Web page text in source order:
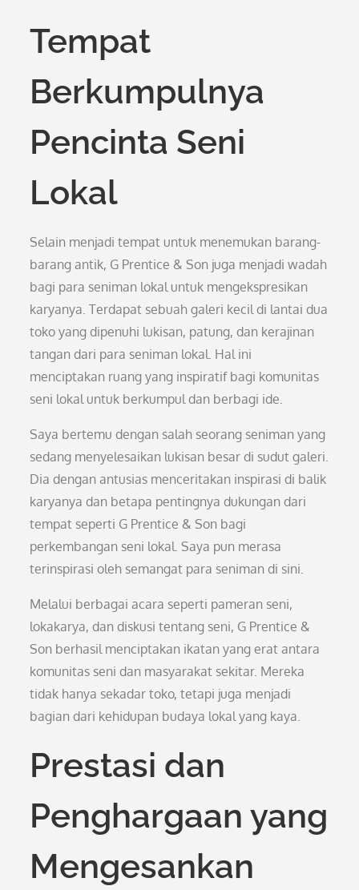
Tempat
Berkumpulnya
Pencinta Seni
Lokal
Selain menjadi tempat untuk menemukan barang-
barang antik, G Prentice & Son juga menjadi wadah
bagi para seniman lokal untuk mengekspresikan
karyanya. Terdapat sebuah galeri kecil di lantai dua
toko yang dipenuhi lukisan, patung, dan kerajinan
tangan dari para seniman lokal. Hal ini
menciptakan ruang yang inspiratif bagi komunitas
seni lokal untuk berkumpul dan berbagi ide.
Saya bertemu dengan salah seorang seniman yang
sedang menyelesaikan lukisan besar di sudut galeri.
Dia dengan antusias menceritakan inspirasi di balik
karyanya dan betapa pentingnya dukungan dari
tempat seperti G Prentice & Son bagi
perkembangan seni lokal. Saya pun merasa
terinspirasi oleh semangat para seniman di sini.
Melalui berbagai acara seperti pameran seni,
lokakarya, dan diskusi tentang seni, G Prentice &
Son berhasil menciptakan ikatan yang erat antara
komunitas seni dan masyarakat sekitar. Mereka
tidak hanya sekadar toko, tetapi juga menjadi
bagian dari kehidupan budaya lokal yang kaya.
Prestasi dan
Penghargaan yang
Mengesankan